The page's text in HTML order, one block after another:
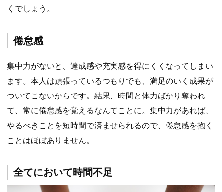
くでしょう。
倦怠感
集中力がないと、達成感や充実感を得にくくなってしまい
ます。本人は頑張っているつもりでも、満足のいく成果が
ついてこないからです。結果、時間と体力ばかり奪われ
て、常に倦怠感を覚えるなんてことに。集中力があれば、
やるべきことを短時間で済ませられるので、倦怠感を抱く
ことはほぼありません。
全てにおいて時間不足